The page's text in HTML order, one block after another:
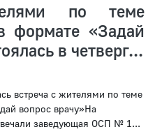
по теме
формате «Задай
в четверг...
встреча с жителями по теме
вопрос врачу»На
заведующая ОСП № 1...